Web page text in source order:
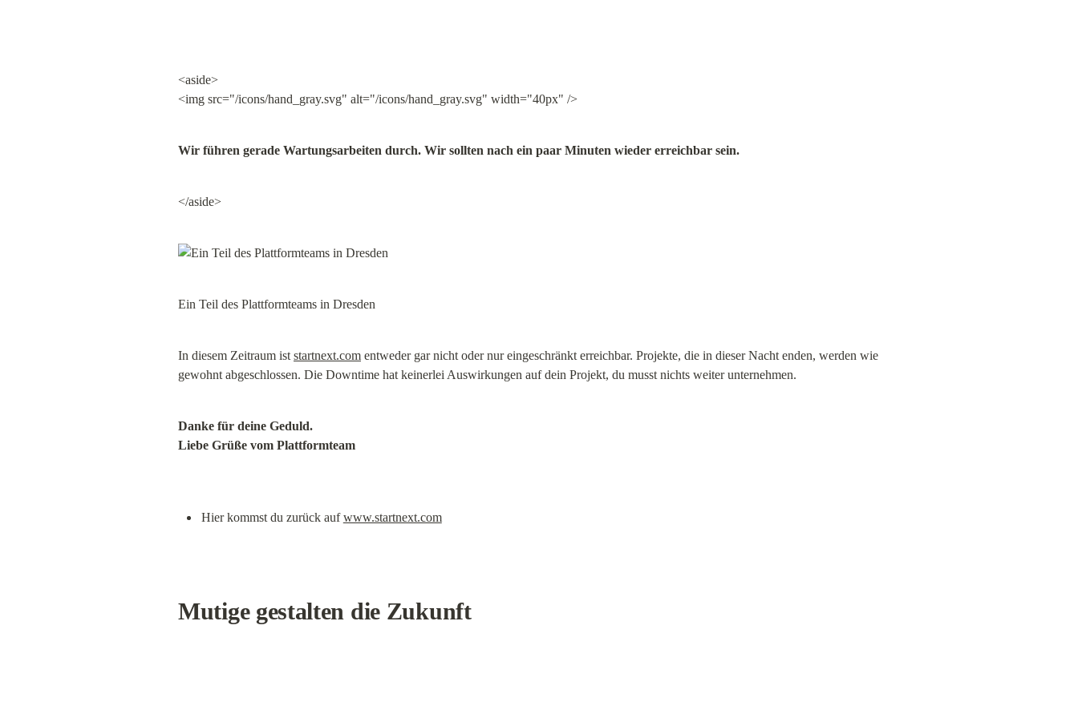
<aside>
<img src="/icons/hand_gray.svg" alt="/icons/hand_gray.svg" width="40px" />
Wir führen gerade Wartungsarbeiten durch. Wir sollten nach ein paar Minuten wieder erreichbar sein.
</aside>
Ein Teil des Plattformteams in Dresden
In diesem Zeitraum ist startnext.com entweder gar nicht oder nur eingeschränkt erreichbar. Projekte, die in dieser Nacht enden, werden wie
gewohnt abgeschlossen. Die Downtime hat keinerlei Auswirkungen auf dein Projekt, du musst nichts weiter unternehmen.
Danke für deine Geduld.
Liebe Grüße vom Plattformteam
Hier kommst du zurück auf www.startnext.com
Mutige gestalten die Zukunft